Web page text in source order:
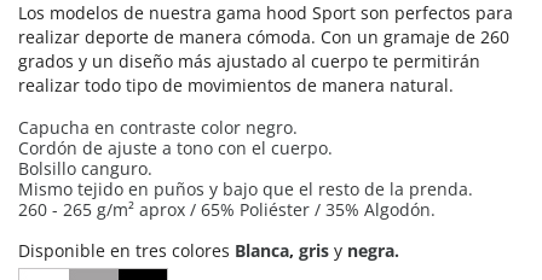
Los modelos de nuestra gama hood Sport son perfectos para
realizar deporte de manera cómoda. Con un gramaje de 260
grados y un diseño más ajustado al cuerpo te permitirán
realizar todo tipo de movimientos de manera natural.
Capucha en contraste color negro.
Cordón de ajuste a tono con el cuerpo.
Bolsillo canguro.
Mismo tejido en puños y bajo que el resto de la prenda.
260 - 265 g/m² aprox / 65% Poliéster / 35% Algodón.
Disponible en tres colores Blanca, gris y negra.